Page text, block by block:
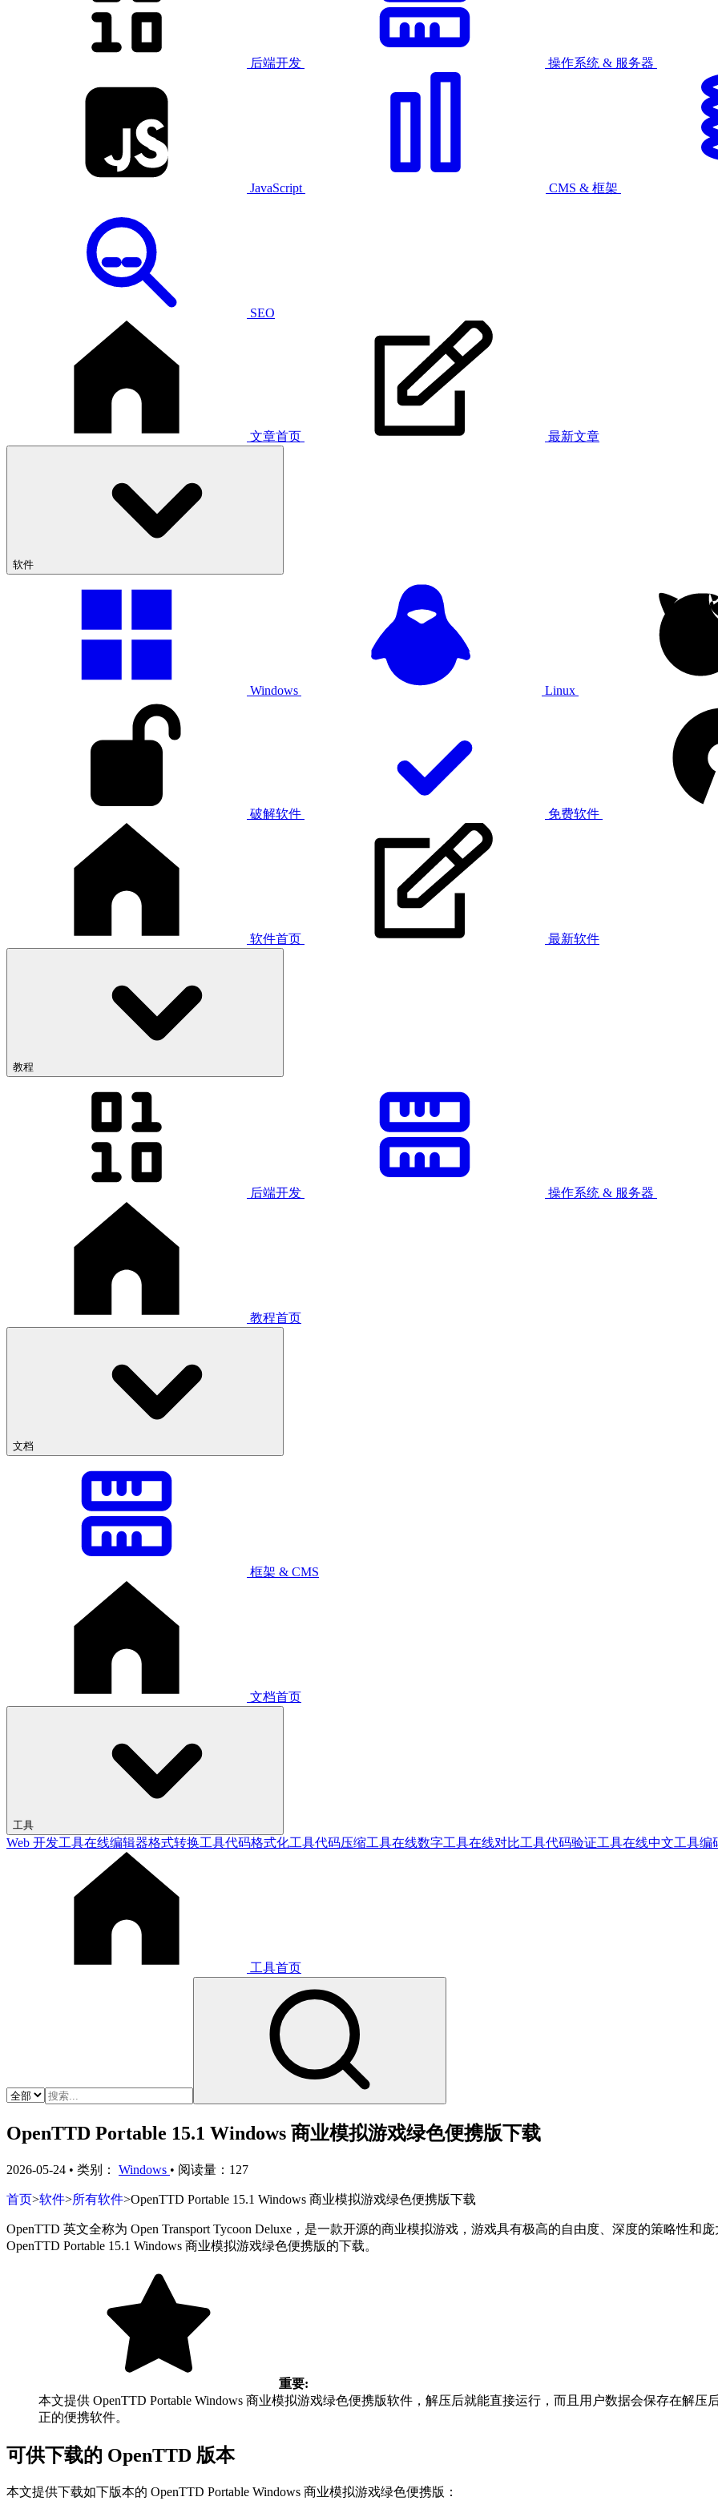
后端开发 操作系统 & 服务器
JavaScript CMS & 框架
SEO
文章首页 最新文章
软件
Windows Linux
破解软件 免费软件
软件首页 最新软件
教程
后端开发 操作系统 & 服务器
教程首页
文档
框架 & CMS
文档首页
工具
Web 开发工具在线编辑器格式转换工具代码格式化工具代码压缩工具在线数字工具在线对比工具代码验证工具在线中文工具编
工具首页
OpenTTD Portable 15.1 Windows 商业模拟游戏绿色便携版下载
2026-05-24 • 类别： Windows • 阅读量：127
首页>软件>所有软件>OpenTTD Portable 15.1 Windows 商业模拟游戏绿色便携版下载
OpenTTD 英文全称为 Open Transport Tycoon Deluxe，是一款开源的商业模拟游戏，游戏具有极高的自由度、深度的策略性
OpenTTD Portable 15.1 Windows 商业模拟游戏绿色便携版的下载。
重要:
本文提供 OpenTTD Portable Windows 商业模拟游戏绿色便携版软件，解压后就能直接运行，而且用户数据会保存在解
正的便携软件。
可供下载的 OpenTTD 版本
本文提供下载如下版本的 OpenTTD Portable Windows 商业模拟游戏绿色便携版：